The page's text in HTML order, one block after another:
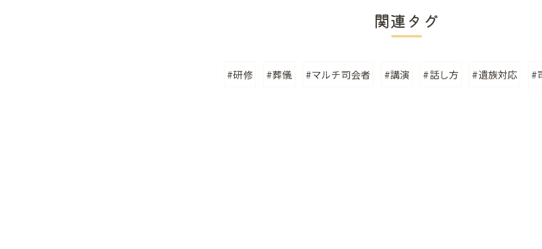
関連タグ
#研修 #葬儀 #マルチ司会者 #講演 #話し方 #遺族対応 #